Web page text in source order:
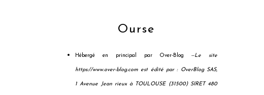
Ourse
Hébergé en principal par Over-Blog --Le site
https://www.over-blog.com est édité par : OverBlog SAS,
1 Avenue Jean rieux à TOULOUSE (31500) SIRET 480